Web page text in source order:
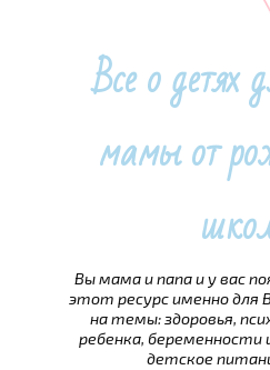
Все о
мамы от
Вы мама и папа и у вас
этот ресурс именно для
на темы: здоровья,
ребенка, беременности
детское